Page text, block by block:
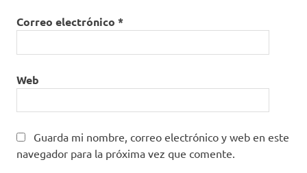
Correo electrónico *
Web
Guarda mi nombre, correo electrónico y web en este
navegador para la próxima vez que comente.